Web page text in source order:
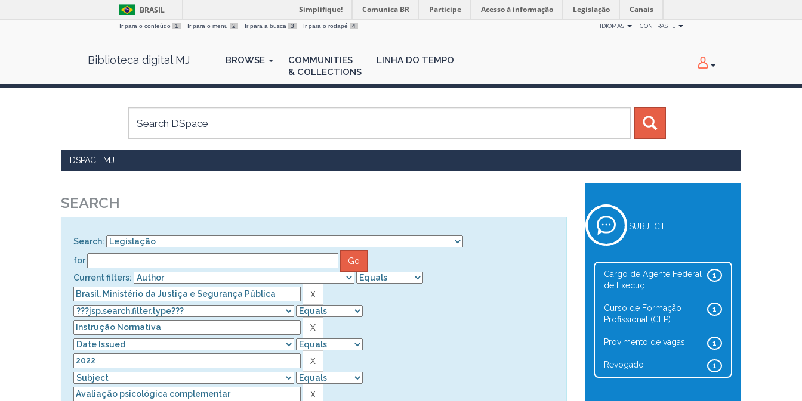
BRASIL Simplifique! Comunica BR Participe Acesso à informação Legislação Canais
Ir para o conteúdo 1 Ir para o menu 2 Ir para a busca 3 Ir para o rodapé 4 IDIOMAS CONTRASTE
Biblioteca digital MJ BROWSE
COMMUNITIES
& COLLECTIONS
LINHA DO TEMPO
DSPACE MJ
SEARCH
Search:
for
Current filters:
SUBJECT
1
Cargo de Agente Federal
de Execuç...
1
Curso de Formação
Profissional (CFP)
1
Provimento de vagas
1
Revogado